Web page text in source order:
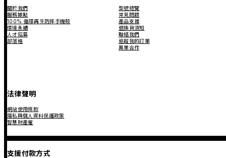
關於我們
服務據點
100% 循環再生防摔手機殼
環境永續
人才招募
部落格
型號總覽
常見問題
產品支援
退換貨須知
聯絡我們
追蹤我的訂單
異業合作
法律聲明
網站使用條款
隱私與個人資料保護政策
智慧財產權
支援付款方式